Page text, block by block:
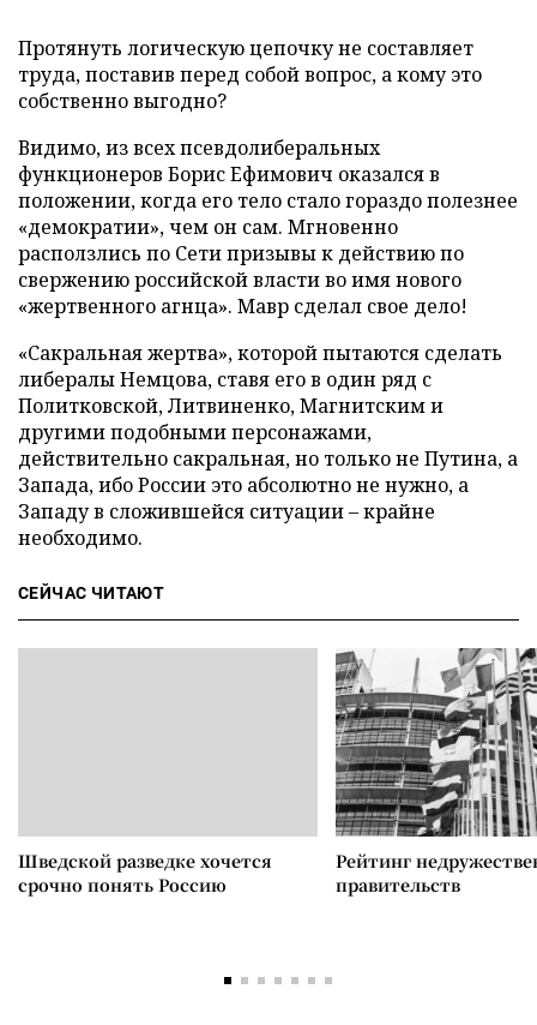
Протянуть логическую цепочку не составляет
труда, поставив перед собой вопрос, а кому это
собственно выгодно?
Видимо, из всех псевдолиберальных
функционеров Борис Ефимович оказался в
положении, когда его тело стало гораздо полезнее
«демократии», чем он сам. Мгновенно
расползлись по Сети призывы к действию по
свержению российской власти во имя нового
«жертвенного агнца». Мавр сделал свое дело!
«Сакральная жертва», которой пытаются сделать
либералы Немцова, ставя его в один ряд с
Политковской, Литвиненко, Магнитским и
другими подобными персонажами,
действительно сакральная, но только не Путина, а
Запада, ибо России это абсолютно не нужно, а
Западу в сложившейся ситуации – крайне
необходимо.
СЕЙЧАС ЧИТАЮТ
Шведской разведке хочется
срочно понять Россию
Рейтинг
правительств